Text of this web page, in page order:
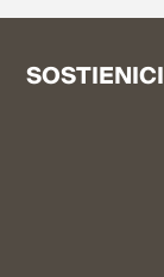
SOSTIENICI